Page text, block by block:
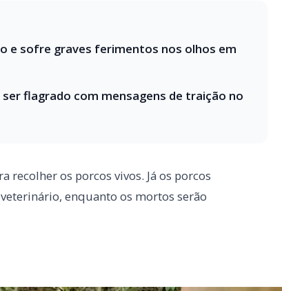
recolher os porcos vivos. Já os porcos
enquanto os mortos serão